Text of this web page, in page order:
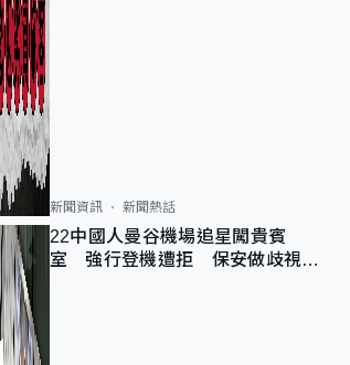
新聞資訊 新聞熱話
22中國人曼谷機場追星闖貴賓
室 強行登機遭拒 保安做歧視手